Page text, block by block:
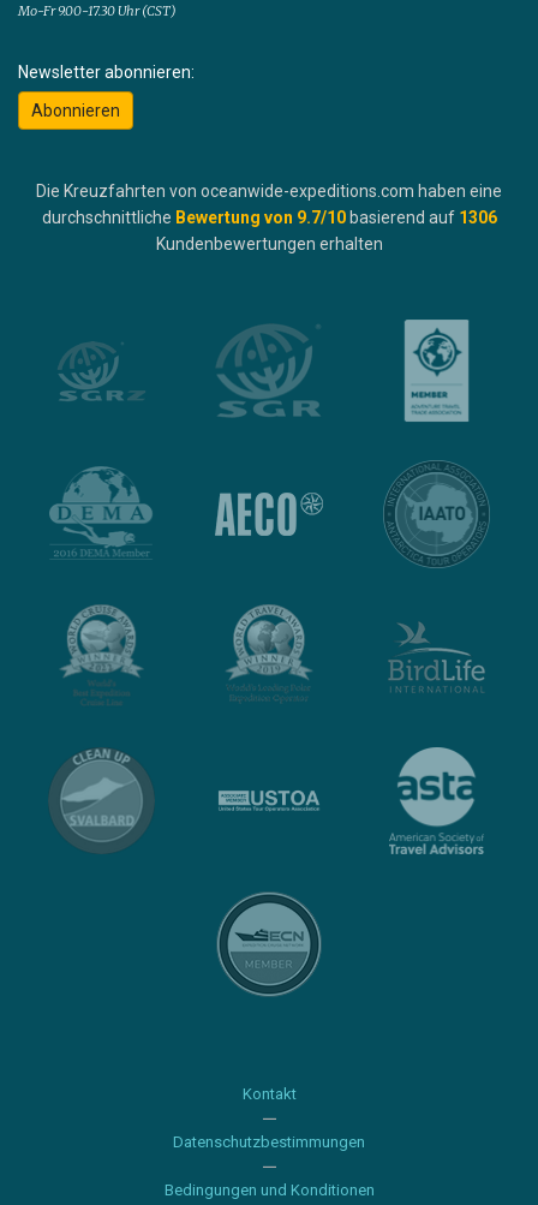
Mo-Fr 9.00-17.30 Uhr (CST)
Newsletter abonnieren:
Abonnieren
Die Kreuzfahrten von oceanwide-expeditions.com haben eine
durchschnittliche Bewertung von 9.7/10 basierend auf 1306
Kundenbewertungen erhalten
Kontakt
Datenschutzbestimmungen
Bedingungen und Konditionen